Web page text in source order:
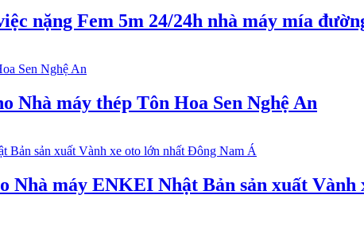
nặng Fem 5m 24/24h nhà máy mía
Nhà máy thép Tôn Hoa Sen Nghệ An
Nhà máy ENKEI Nhật Bản sản xuất